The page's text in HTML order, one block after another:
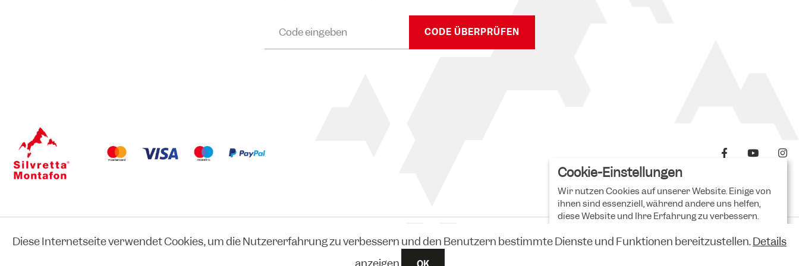
CODE ÜBERPRÜFEN
eCommerce-System by
Widerruf Versand Datenschutz AGB Impressum Kontakt
Cookie-Einstellungen
Wir nutzen Cookies auf unserer Website. Einige von
ihnen sind essenziell, während andere uns helfen,
diese Website und Ihre Erfahrung zu verbessern.
Diese Internetseite verwendet Cookies, um die Nutzererfahrung zu verbessern und den Benutzern bestimmte Dienste und Funktionen bereitzustellen.Details
anzeigen